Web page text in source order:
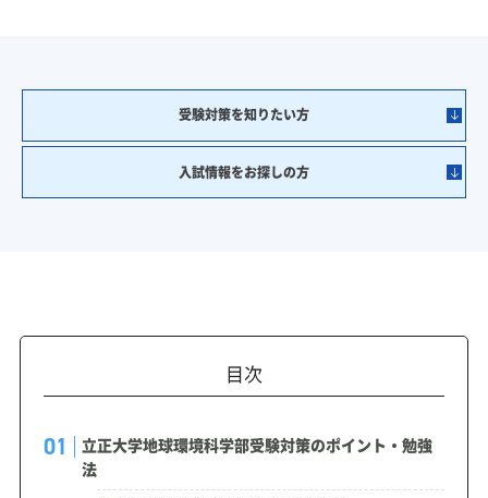
受験対策を知りたい方
入試情報をお探しの方
目次
立正大学地球環境科学部受験対策のポイント・勉強
法